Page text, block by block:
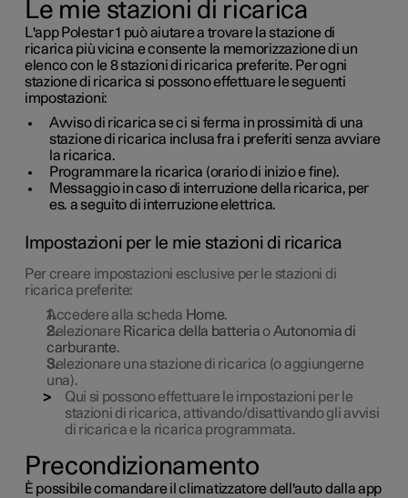
Le mie stazioni di ricarica
L'app Polestar 1 può aiutare a trovare la stazione di
ricarica più vicina e consente la memorizzazione di un
elenco con le 8 stazioni di ricarica preferite. Per ogni
stazione di ricarica si possono effettuare le seguenti
impostazioni:
Avviso di ricarica se ci si ferma in prossimità di una
stazione di ricarica inclusa fra i preferiti senza avviare
la ricarica.
Programmare la ricarica (orario di inizio e fine).
Messaggio in caso di interruzione della ricarica, per
es. a seguito di interruzione elettrica.
Impostazioni per le mie stazioni di ricarica
Per creare impostazioni esclusive per le stazioni di
ricarica preferite:
Accedere alla scheda Home.
Selezionare Ricarica della batteria oAutonomia di
carburante.
Selezionare una stazione di ricarica (o aggiungerne
una).
Qui si possono effettuare le impostazioni per le
stazioni di ricarica, attivando/disattivando gli avvisi
di ricarica e la ricarica programmata.
Precondizionamento
È possibile comandare il climatizzatore dell'auto dalla app